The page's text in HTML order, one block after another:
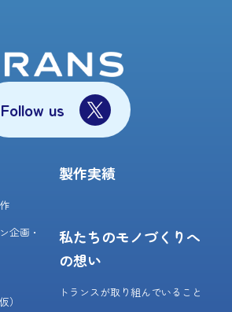
Follow us
企画・
）
製作実績
私たちのモノづくりへ
の想い
トランスが取り組んでいること